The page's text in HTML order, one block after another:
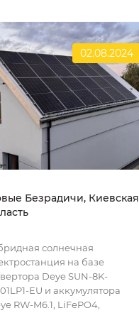
02.08.2024
Безрадичи, Киевская
солнечная
на базе
Deye SUN-8K-
EU и аккумулятора
RW-M6.1, LiFePO4,